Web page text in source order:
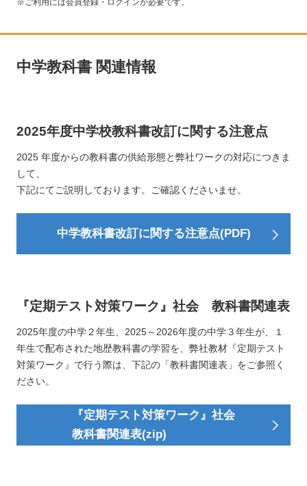
中学教科書 関連情報
2025年度中学校教科書改訂に関する注意点
2025 年度からの教科書の供給形態と弊社ワークの対応につきま
して、
下記にてご説明しております。ご確認くださいませ。
中学教科書改訂に関する注意点(PDF)
『定期テスト対策ワーク』社会 教科書関連表
2025年度の中学２年生、2025～2026年度の中学３年生が、１
年生で配布された地歴教科書の学習を、弊社教材『定期テスト
対策ワーク』で行う際は、下記の「教科書関連表」をご参照く
ださい。
『定期テスト対策ワーク』社会
教科書関連表(zip)